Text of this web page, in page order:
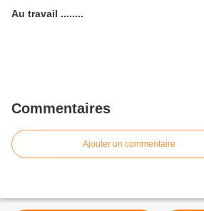
Au travail ........
Commentaires
Ajouter un commentaire